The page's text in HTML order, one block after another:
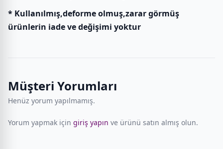
* Kullanılmış,deforme olmuş,zarar görmüş
ürünlerin iade ve değişimi yoktur
Müşteri Yorumları
Henüz yorum yapılmamış.
Yorum yapmak için giriş yapın ve ürünü satın almış olun.